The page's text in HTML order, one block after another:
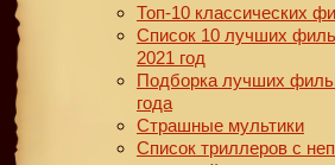
Топ-10 классических
Список 10 лучших
2021 год
Подборка лучших
года
Страшные мультики
Список триллеров с